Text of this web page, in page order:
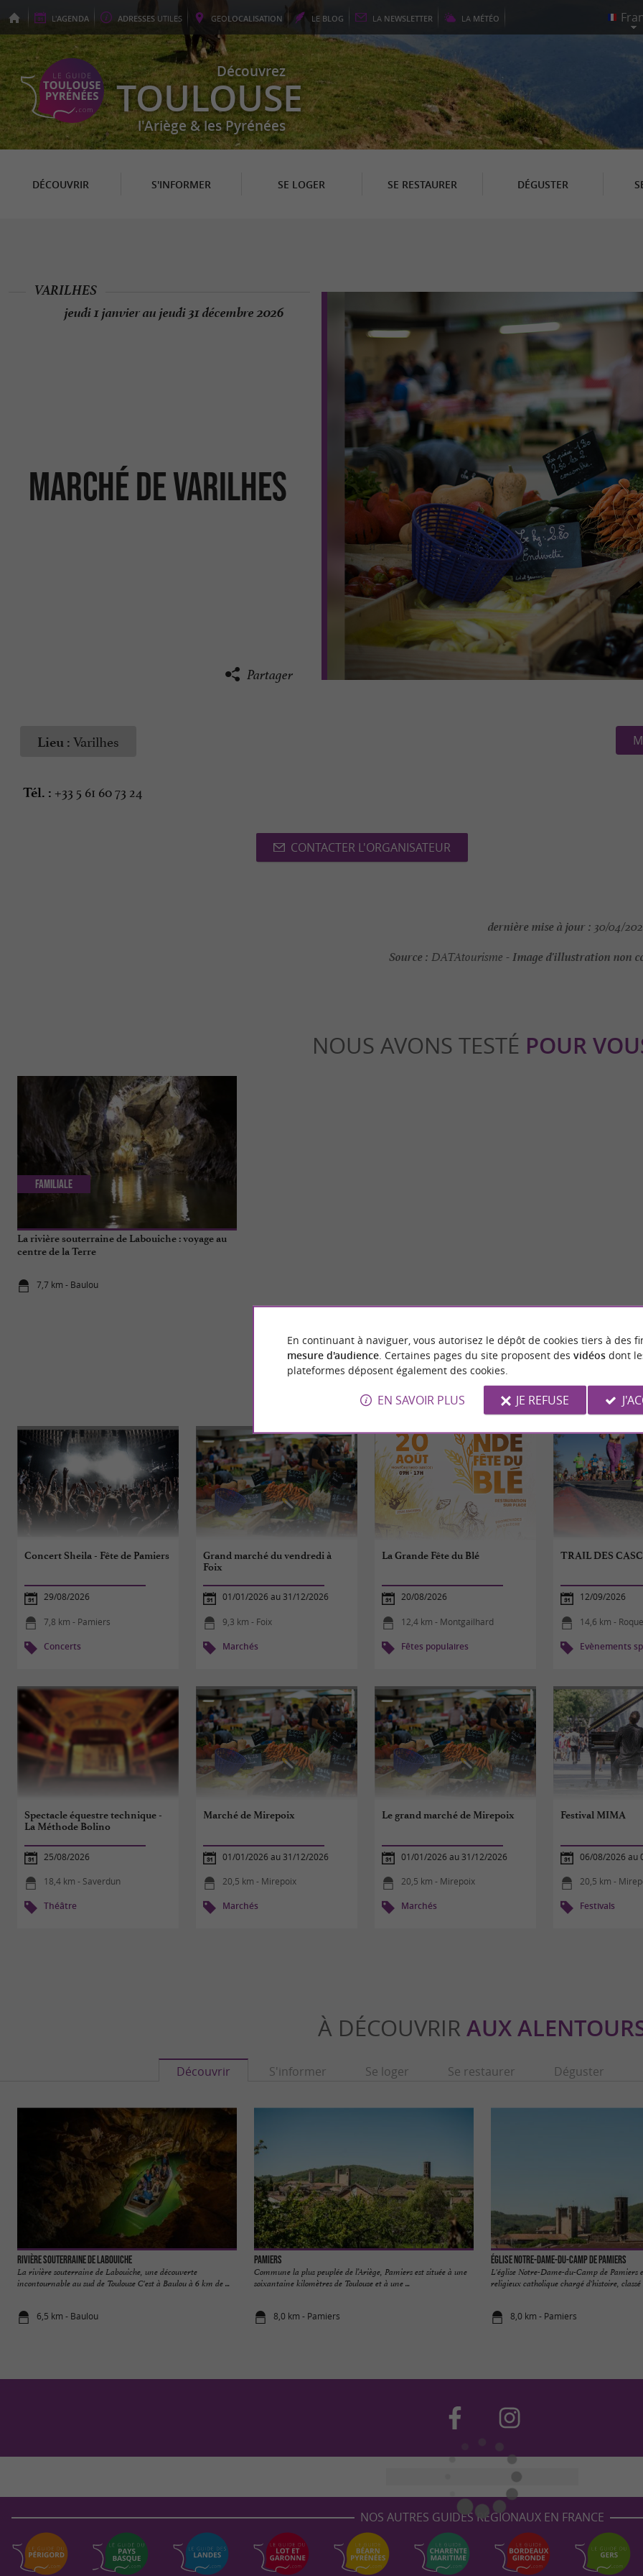
L'AGENDA ADRESSES UTILES GEOLOCALISATION LE BLOG LA NEWSLETTER LA MÉTÉO
Découvrez
TOULOUSE
l'Ariège & les Pyrénées
DÉCOUVRIR S'INFORMER SE LOGER SE RESTAURER DÉGUSTER
Marché de Varilhes
VARILHES
jeudi 1 janvier au jeudi 31 décembre 2026
Partager
Lieu : Varilhes
Tél. : +33 5 61 60 73 24
CONTACTER L'ORGANISATEUR
dernière mise à jour : 30/04/
Source : DATAtourisme -Image d'illustration non
NOUS AVONS TESTÉ POUR
La rivière souterraine de Labouiche : voyage au
centre de la Terre
7,7 km - Baulou
Familiale
ÉVÈNEMENTS À PROXIMITÉ
Concert Sheila - Fête de Pamiers
29/08/2026
7,8 km - Pamiers
Concerts
Grand marché du vendredi à
Foix
01/01/2026 au 31/12/2026
9,3 km - Foix
Marchés
La Grande Fête du Blé
20/08/2026
12,4 km - Montgailhard
Fêtes populaires
TRAIL DES
12/09/2026
14,6 km -
Evènements
Spectacle équestre technique -
La Méthode Bolino
25/08/2026
18,4 km - Saverdun
Théâtre
Marché de Mirepoix
01/01/2026 au 31/12/2026
20,5 km - Mirepoix
Marchés
Le grand marché de Mirepoix
01/01/2026 au 31/12/2026
20,5 km - Mirepoix
Marchés
Festival MIMA
06/08/2026 au
20,5 km -
Festivals
À DÉCOUVRIR AUX
Découvrir S'informer Se loger Se restaurer Déguster
Rivière Souterraine de Labouiche
La rivière souterraine de Labouiche, une découverte
incontournable au sud de Toulouse C'est à Baulou à 6 km de ...
6,5 km - Baulou
Pamiers
Commune la plus peuplée de l’Ariège, Pamiers est située à une
soixantaine kilomètres de Toulouse et à une ...
8,0 km - Pamiers
Église Notre-Dame-du-Camp de Pamiers
L'église Notre-Dame-du-Camp de Pamiers
religieux catholique chargé d'histoire,
8,0 km - Pamiers
NOS AUTRES GUIDES RÉGIONAUX EN FRANCE
En continuant à naviguer, vous autorisez le dépôt de cookies tiers à des
mesure d'audience. Certaines pages du site proposent des vidéosdont
plateformes déposent également des cookies.
EN SAVOIR PLUS JE REFUSE